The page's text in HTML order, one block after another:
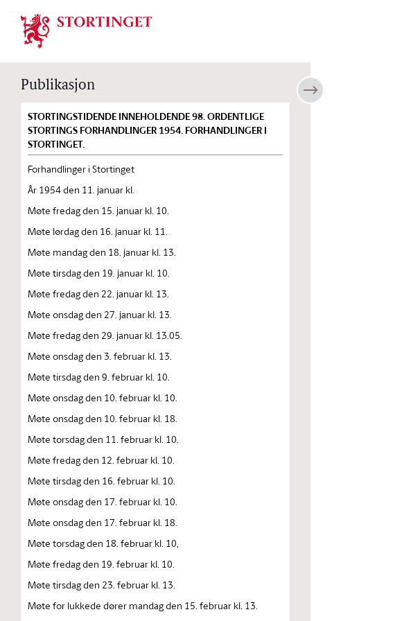
Stortinget.no
Publikasjon
STORTINGSTIDENDE INNEHOLDENDE 98. ORDENTLIGE
STORTINGS FORHANDLINGER 1954. FORHANDLINGER I
STORTINGET.
Forhandlinger i Stortinget
År 1954 den 11. januar kl.
Møte fredag den 15. januar kl. 10.
Møte lørdag den 16. januar kl. 11.
Møte mandag den 18. januar kl. 13.
Møte tirsdag den 19. januar kl. 10.
Møte fredag den 22. januar kl. 13.
Møte onsdag den 27. januar kl. 13.
Møte fredag den 29. januar kl. 13.05.
Møte onsdag den 3. februar kl. 13.
Møte tirsdag den 9. februar kl. 10.
Møte onsdag den 10. februar kl. 10.
Møte onsdag den 10. februar kl. 18.
Møte torsdag den 11. februar kl. 10.
Møte fredag den 12. februar kl. 10.
Møte tirsdag den 16. februar kl. 10.
Møte onsdag den 17. februar kl. 10.
Møte onsdag den 17. februar kl. 18.
Møte torsdag den 18. februar kl. 10,
Møte fredag den 19. februar kl. 10.
Møte tirsdag den 23. februar kl. 13.
Møte for lukkede dører mandag den 15. februar kl. 13.